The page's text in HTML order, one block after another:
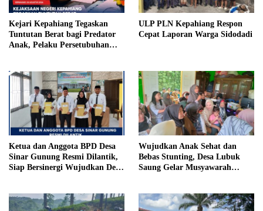
Kejari Kepahiang Tegaskan
Tuntutan Berat bagi Predator
Anak, Pelaku Persetubuhan
Penjara
ULP PLN Kepahiang Respon
Cepat Laporan Warga Sidodadi
Ketua dan Anggota BPD Desa
Sinar Gunung Resmi Dilantik,
Siap Bersinergi Wujudkan Desa
Wujudkan Anak Sehat dan
Bebas Stunting, Desa Lubuk
Saung Gelar Musyawarah